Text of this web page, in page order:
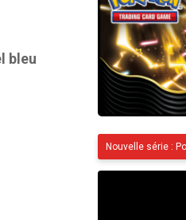
bleu
Nouvelle série :